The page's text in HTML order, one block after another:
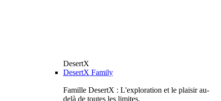
DesertX
DesertX Family
Famille DesertX : L'exploration et le plaisir au-
delà de toutes les limites.